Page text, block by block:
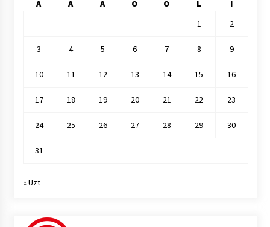
A A A O O L
I
1
2
3 4 5 6 7 8 9
10 11 12 13 14 15 16
17 18 19 20 21 22 23
24 25 26 27 28 29 30
31
« Uzt